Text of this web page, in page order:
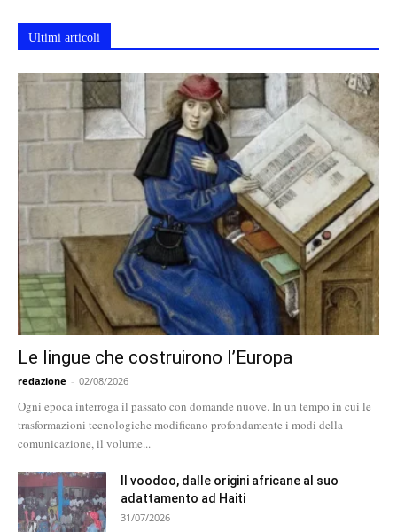
Ultimi articoli
Le lingue che costruirono l’Europa
redazione - 02/08/2026
Ogni epoca interroga il passato con domande nuove. In un tempo in cui le
trasformazioni tecnologiche modificano profondamente i modi della
comunicazione, il volume...
Il voodoo, dalle origini africane al suo
adattamento ad Haiti
31/07/2026